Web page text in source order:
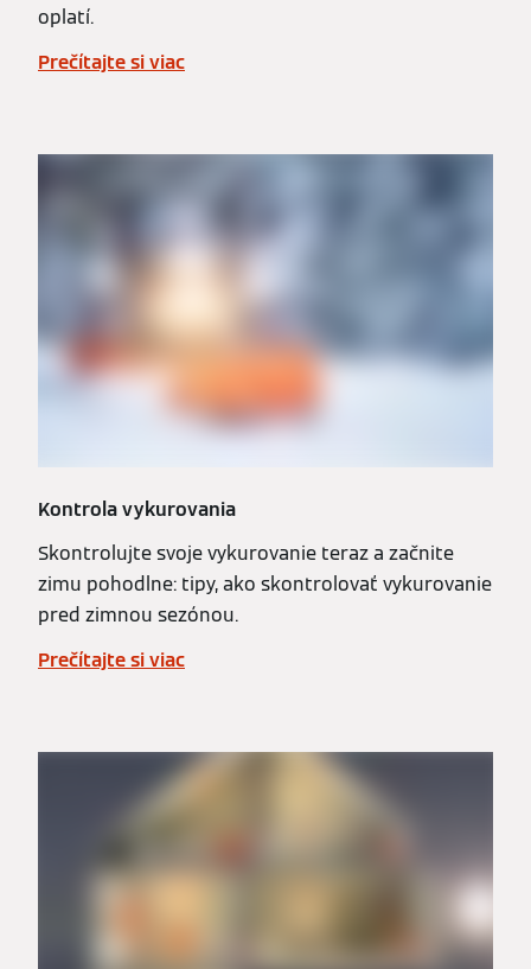
oplatí.
Prečítajte si viac
Kontrola vykurovania
Skontrolujte svoje vykurovanie teraz a začnite
zimu pohodlne: tipy, ako skontrolovať vykurovanie
pred zimnou sezónou.
Prečítajte si viac